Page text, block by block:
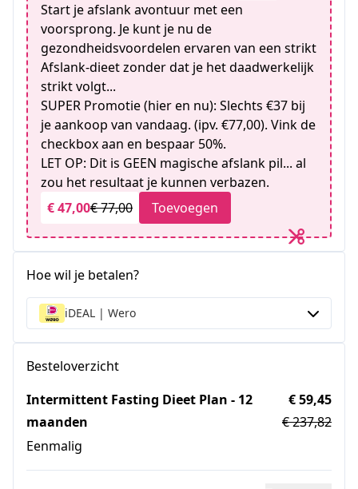
Start je afslank avontuur met een
voorsprong. Je kunt je nu de
gezondheidsvoordelen ervaren van een strikt
Afslank-dieet zonder dat je het daadwerkelijk
strikt volgt...
SUPER Promotie (hier en nu): Slechts €37 bij
je aankoop van vandaag. (ipv. €77,00). Vink de
checkbox aan en bespaar 50%.
LET OP: Dit is GEEN magische afslank pil... al
zou het resultaat je kunnen verbazen.
€ 47,00€ 77,00 Toevoegen
Hoe wil je betalen?
iDEAL | Wero
Besteloverzicht
Intermittent Fasting Dieet Plan - 12
maanden
Eenmalig
€ 59,45
€ 237,82